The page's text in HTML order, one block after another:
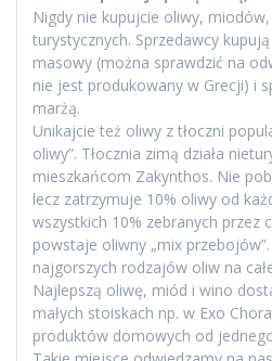
Nigdy nie kupujcie oliwy,
turystycznych. Sprzedawcy
masowy (można sprawdzić na
nie jest produkowany w Grecji) i
marżą.
Unikajcie też oliwy z tłoczni
oliwy”. Tłocznia zimą działa
mieszkańcom Zakynthos. Nie
lecz zatrzymuje 10% oliwy od
wszystkich 10% zebranych przez
powstaje oliwny „mix
najgorszych rodzajów oliw na
Najlepszą oliwę, miód i wino
małych stoiskach np. w Exo
produktów domowych od